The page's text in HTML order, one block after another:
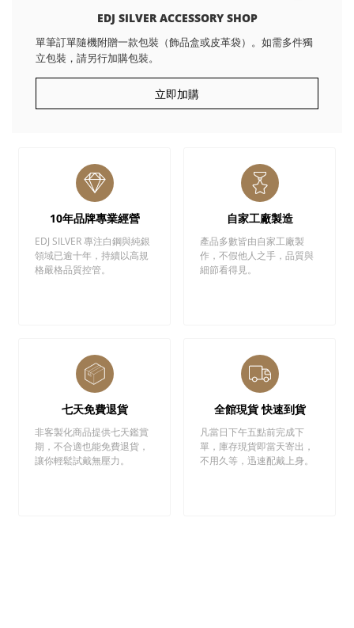
EDJ SILVER ACCESSORY SHOP
單筆訂單隨機附贈一款包裝（飾品盒或皮革袋）。如需多件獨
立包裝，請另行加購包裝。
立即加購
10年品牌專業經營
EDJ SILVER 專注白鋼與純銀
領域已逾十年，持續以高規
格嚴格品質控管。
自家工廠製造
產品多數皆由自家工廠製
作，不假他人之手，品質與
細節看得見。
七天免費退貨
非客製化商品提供七天鑑賞
期，不合適也能免費退貨，
讓你輕鬆試戴無壓力。
全館現貨 快速到貨
凡當日下午五點前完成下
單，庫存現貨即當天寄出，
不用久等，迅速配戴上身。